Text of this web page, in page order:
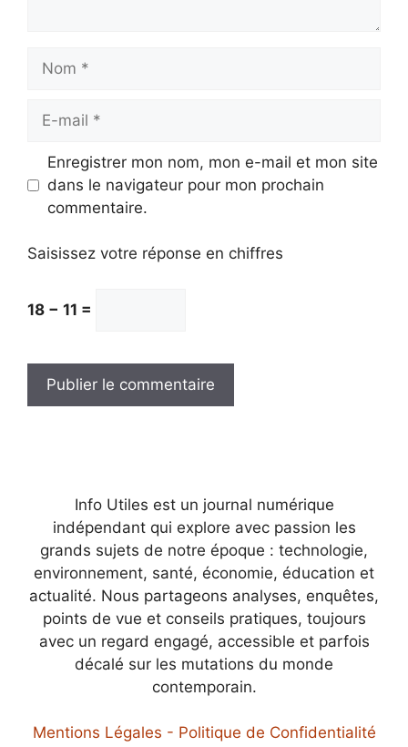
mail
Enregistrer mon nom, mon e-mail et mon site
dans le navigateur pour mon prochain
commentaire.
Saisissez votre réponse en chiffres
18 − 11 =
Info Utiles est un journal numérique
indépendant qui explore avec passion les
grands sujets de notre époque : technologie,
environnement, santé, économie, éducation et
actualité. Nous partageons analyses, enquêtes,
points de vue et conseils pratiques, toujours
avec un regard engagé, accessible et parfois
décalé sur les mutations du monde
contemporain.
Mentions Légales - Politique de Confidentialité